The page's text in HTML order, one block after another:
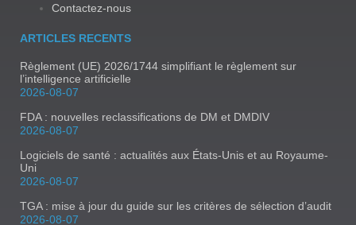
Contactez-nous
ARTICLES RECENTS
Règlement (UE) 2026/1744 simplifiant le règlement sur
l’intelligence artificielle
2026-08-07
FDA : nouvelles reclassifications de DM et DMDIV
2026-08-07
Logiciels de santé : actualités aux États-Unis et au Royaume-
Uni
2026-08-07
TGA : mise à jour du guide sur les critères de sélection d’audit
2026-08-07